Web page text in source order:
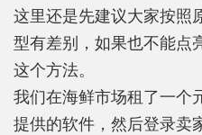
这里还是先建议大家按照
型有差别，如果也不能点
这个方法。
我们在海鲜市场租了一个
提供的软件，然后登录卖